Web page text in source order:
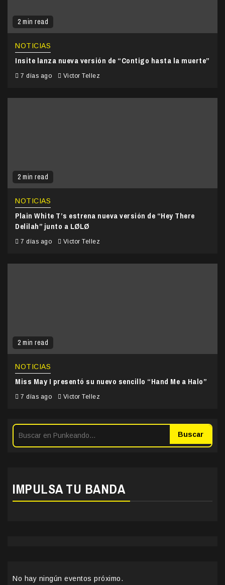
2 min read
NOTICIAS
Insite lanza nueva versión de “Contigo hasta la muerte”
7 días ago Victor Tellez
2 min read
NOTICIAS
Plain White T’s estrena nueva versión de “Hey There
Delilah” junto a LØLØ
7 días ago Victor Tellez
2 min read
NOTICIAS
Miss May I presentó su nuevo sencillo “Hand Me a Halo”
7 días ago Victor Tellez
Buscar
IMPULSA TU BANDA
No hay ningún eventos próximo.